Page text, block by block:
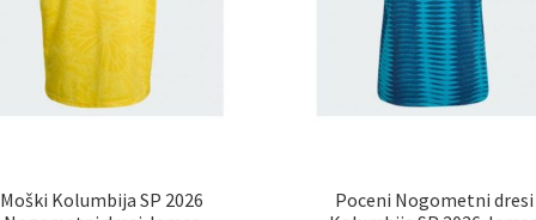
Moški Kolumbija SP 2026
Poceni Nogometni dresi